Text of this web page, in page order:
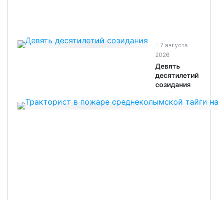
7 августа
2026
Девять
десятилетий
созидания